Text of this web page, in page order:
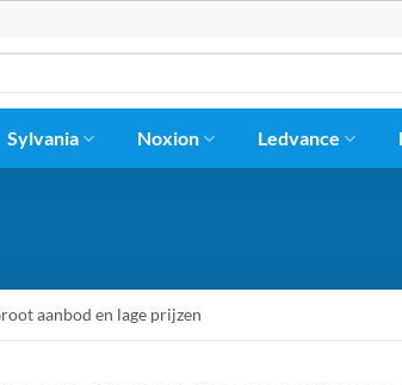
Sylvania Noxion Ledvance
aanbod en lage prijzen